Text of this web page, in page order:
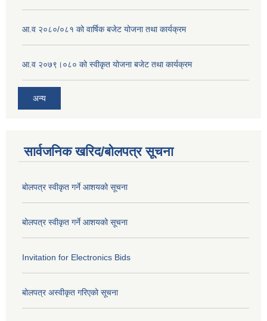
आ.व २०८०/०८१ को वार्षिक बजेट योजना तथा कार्यक्रम
आ.व २०७९।०८० को स्वीकृत योजना बजेट तथा कार्यक्रम
अन्य
सार्वजनिक खरिद/बोलपत्र सूचना
बोलपत्र स्वीकृत गर्ने आशयको सूचना
बोलपत्र स्वीकृत गर्ने आशयको सूचना
Invitation for Electronics Bids
बोलपत्र अस्वीकृत गरिएको सूचना